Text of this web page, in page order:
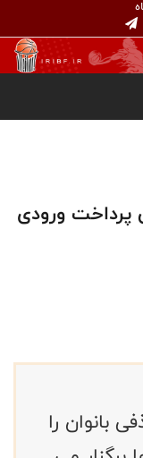
پرداخت ورودی
بانوان را